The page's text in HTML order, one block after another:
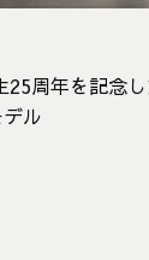
25周年を記念
ル